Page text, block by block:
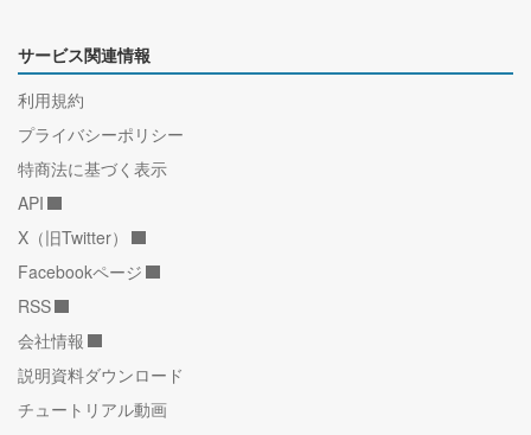
サービス関連情報
利用規約
プライバシーポリシー
特商法に基づく表示
API
X（旧Twitter）
Facebookページ
RSS
会社情報
説明資料ダウンロード
チュートリアル動画